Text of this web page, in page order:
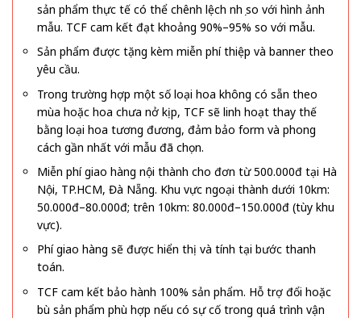
sản phẩm thực tế có thể chênh lệch nhẹ so với hình ảnh
mẫu. TCF cam kết đạt khoảng 90%–95% so với mẫu.
Sản phẩm được tặng kèm miễn phí thiệp và banner theo
yêu cầu.
Trong trường hợp một số loại hoa không có sẵn theo
mùa hoặc hoa chưa nở kịp, TCF sẽ linh hoạt thay thế
bằng loại hoa tương đương, đảm bảo form và phong
cách gần nhất với mẫu đã chọn.
Miễn phí giao hàng nội thành cho đơn từ 500.000đ tại Hà
Nội, TP.HCM, Đà Nẵng. Khu vực ngoại thành dưới 10km:
50.000đ–80.000đ; trên 10km: 80.000đ–150.000đ (tùy khu
vực).
Phí giao hàng sẽ được hiển thị và tính tại bước thanh
toán.
TCF cam kết bảo hành 100% sản phẩm. Hỗ trợ đổi hoặc
bù sản phẩm phù hợp nếu có sự cố trong quá trình vận